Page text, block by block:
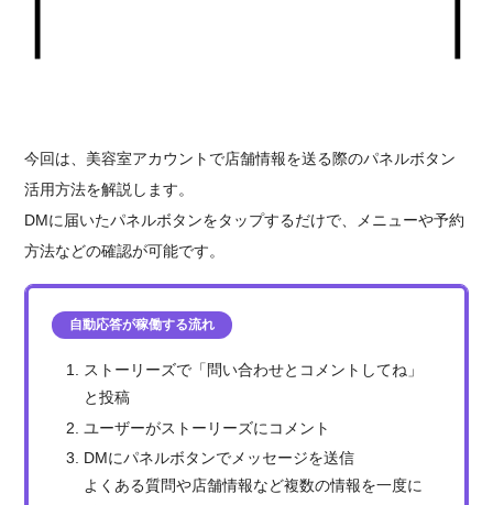
今回は、美容室アカウントで店舗情報を送る際のパネルボタン
活用方法を解説します。
DMに届いたパネルボタンをタップするだけで、メニューや予約
方法などの確認が可能です。
自動応答が稼働する流れ
ストーリーズで「問い合わせとコメントしてね」
と投稿
ユーザーがストーリーズにコメント
DMにパネルボタンでメッセージを送信
よくある質問や店舗情報など複数の情報を一度に